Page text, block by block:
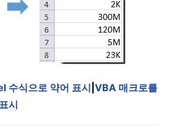
수식으로 약어 표시 VBA 매크로를
시